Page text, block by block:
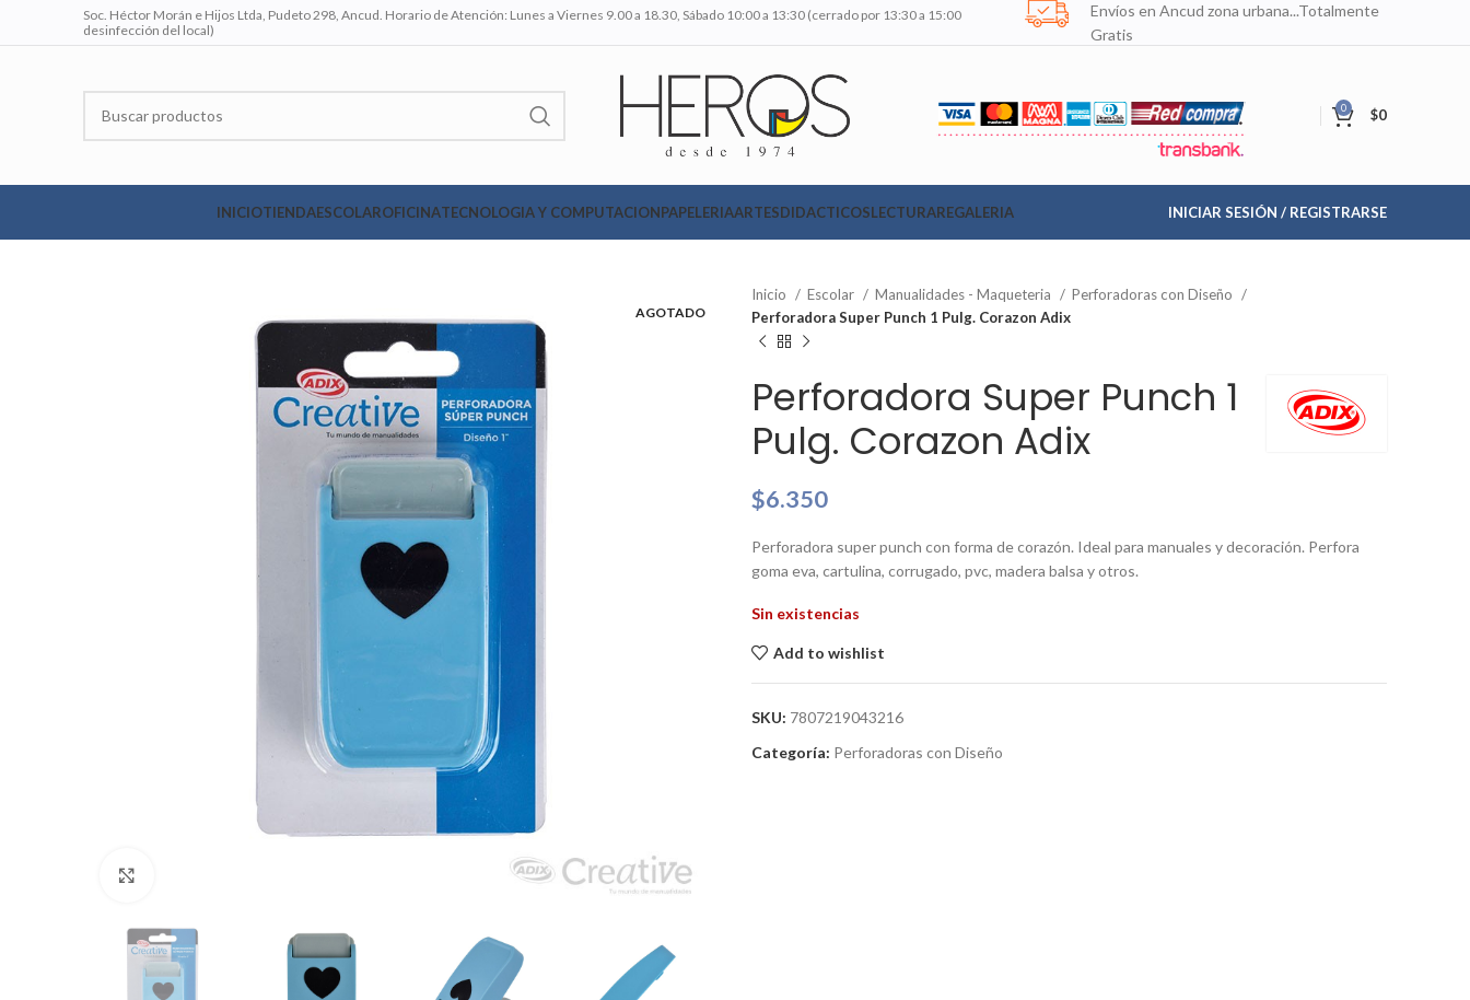
Soc. Héctor Morán e Hijos Ltda, Pudeto 298, Ancud. Horario de Atención: Lunes a Viernes 9.00 a 18.30, Sábado 10:00 a 13:30 (cerrado por 13:30 a 15:00
desinfección del local)
Envíos en Ancud zona urbana...Totalmente
Gratis
0 $0
INICIOTIENDAESCOLAROFICINATECNOLOGIA Y COMPUTACIONPAPELERIAARTESDIDACTICOSLECTURAREGALERIA INICIAR SESIÓN / REGISTRARSE
AGOTADO
Inicio Escolar Manualidades - Maqueteria
Perforadoras con Diseño
Perforadora Super Punch 1 Pulg. Corazon Adix
Perforadora Super Punch 1
Pulg. Corazon Adix
$6.350
Perforadora super punch con forma de corazón. Ideal para manuales y decoración. Perfora
goma eva, cartulina, corrugado, pvc, madera balsa y otros.
Sin existencias
Add to wishlist
SKU: 7807219043216
Categoría: Perforadoras con Diseño